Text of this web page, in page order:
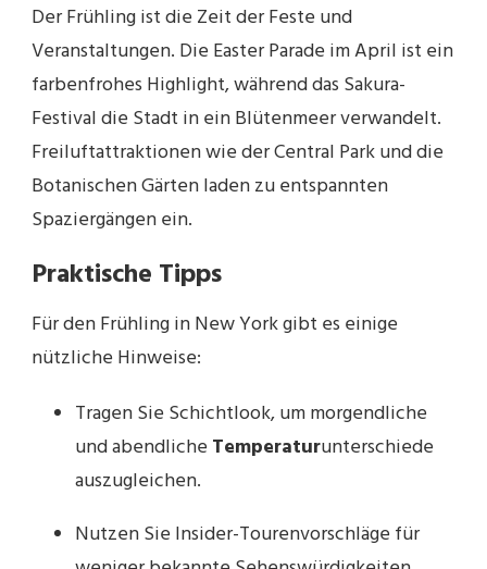
Der Frühling ist die Zeit der Feste und
Veranstaltungen. Die Easter Parade im April ist ein
farbenfrohes Highlight, während das Sakura-
Festival die Stadt in ein Blütenmeer verwandelt.
Freiluftattraktionen wie der Central Park und die
Botanischen Gärten laden zu entspannten
Spaziergängen ein.
Praktische Tipps
Für den Frühling in New York gibt es einige
nützliche Hinweise:
Tragen Sie Schichtlook, um morgendliche
und abendliche Temperaturunterschiede
auszugleichen.
Nutzen Sie Insider-Tourenvorschläge für